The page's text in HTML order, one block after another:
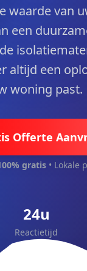
waarde van
een
altijd een
woning past.
Offerte
gratis • Lokale
24u
Reactietijd